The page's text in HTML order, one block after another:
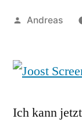
Andreas
Ich kann